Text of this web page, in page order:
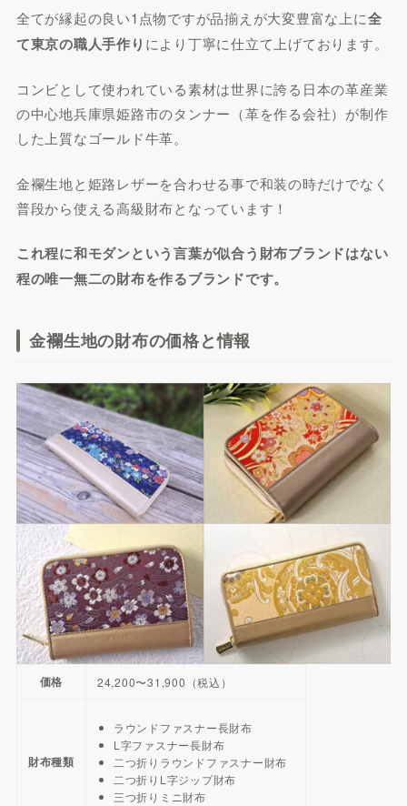
全てが縁起の良い1点物ですが品揃えが大変豊富な上に全
て東京の職人手作り により丁寧に仕立て上げております。
コンビとして使われている素材は世界に誇る日本の革産業
の中心地兵庫県姫路市のタンナー（革を作る会社）が制作
した上質なゴールド牛革。
金襴生地と姫路レザーを合わせる事で和装の時だけでなく
普段から使える高級財布となっています！
これ程に和モダンという言葉が似合う財布ブランドはない
程の唯一無二の財布を作るブランドです。
金襴生地の財布の価格と情報
価格 24,200〜31,900（税込）
財布種類
ラウンドファスナー長財布
L字ファスナー長財布
二つ折りラウンドファスナー財布
二つ折りL字ジップ財布
三つ折りミニ財布